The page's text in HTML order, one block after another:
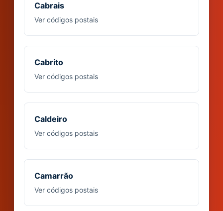
Cabrais
Ver códigos postais
Cabrito
Ver códigos postais
Caldeiro
Ver códigos postais
Camarrão
Ver códigos postais